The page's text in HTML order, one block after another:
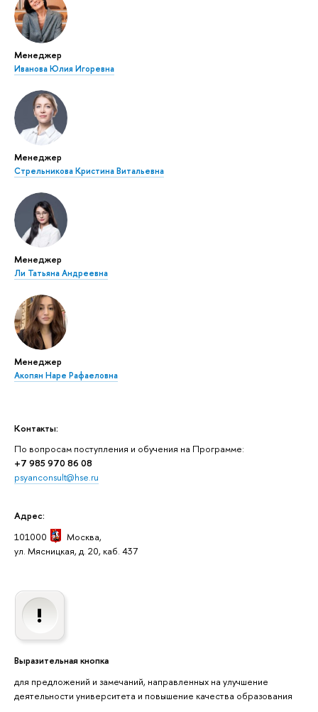
Менеджер
Иванова Юлия Игоревна
Менеджер
Стрельникова Кристина Витальевна
Менеджер
Ли Татьяна Андреевна
Менеджер
Акопян Наре Рафаеловна
Контакты:
По вопросам поступления и обучения на Программе:
+7 985 970 86 08
psyanconsult@hse.ru
Адрес:
101000
Москва,
ул. Мясницкая, д. 20, каб. 437
Выразительная кнопка
для предложений и замечаний, направленных на улучшение
деятельности университета и повышение качества образования